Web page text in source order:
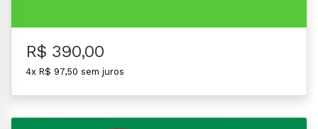
R$ 390,00
4x R$ 97,50 sem juros